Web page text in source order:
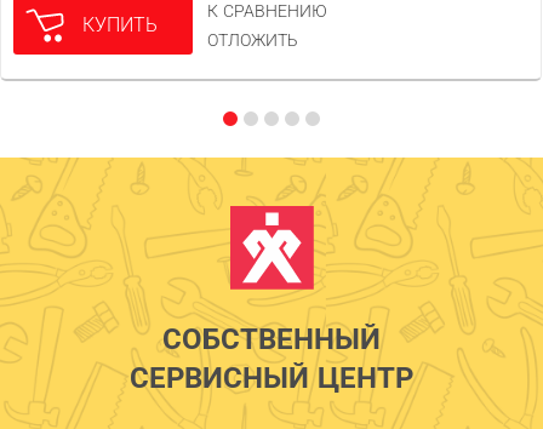
КУПИТЬ
К СРАВНЕНИЮ
ОТЛОЖИТЬ
СОБСТВЕННЫЙ
СЕРВИСНЫЙ ЦЕНТР